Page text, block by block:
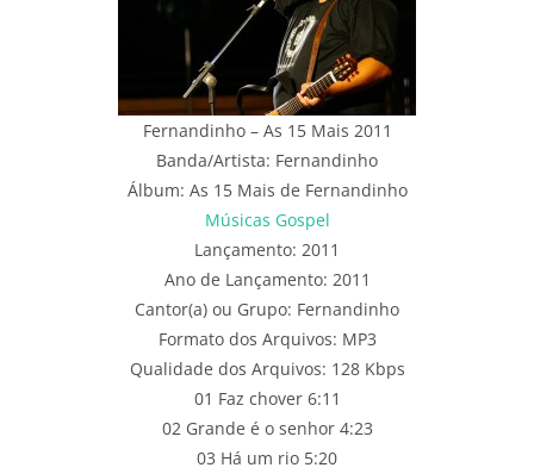
Fernandinho – As 15 Mais 2011
Banda/Artista: Fernandinho
Álbum: As 15 Mais de Fernandinho
Músicas Gospel
Lançamento: 2011
Ano de Lançamento: 2011
Cantor(a) ou Grupo: Fernandinho
Formato dos Arquivos: MP3
Qualidade dos Arquivos: 128 Kbps
01 Faz chover 6:11
02 Grande é o senhor 4:23
03 Há um rio 5:20